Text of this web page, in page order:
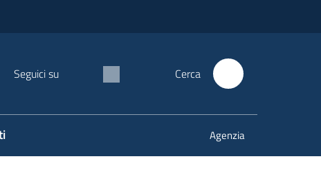
Seguici su Cerca
Agenzia